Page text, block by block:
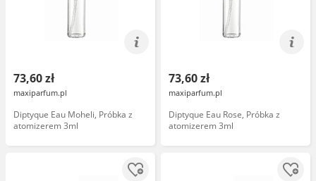
73,60 zł
maxiparfum.pl
Diptyque Eau Moheli, Próbka z
atomizerem 3ml
73,60 zł
maxiparfum.pl
Diptyque Eau Rose, Próbka z
atomizerem 3ml